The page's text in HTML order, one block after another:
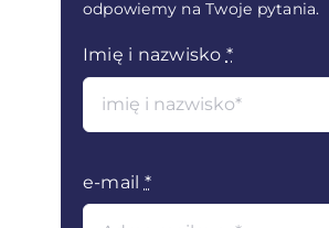
odpowiemy na Twoje pytania.
Imię i nazwisko *
e-mail *